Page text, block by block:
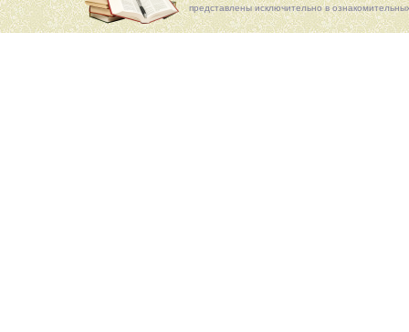
представлены исключительно в